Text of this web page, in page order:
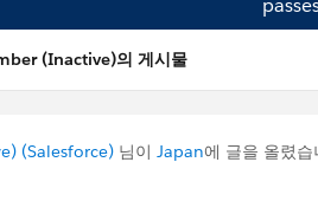
(Inactive)의 게시물
(Salesforce) 님이 Japan에 글을 올렸습